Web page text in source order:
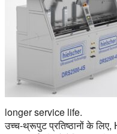
longer service life.
उच्च-थ्रूपुट प्रतिष्ठानों के